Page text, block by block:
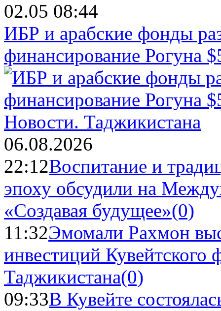
02.05 08:44
ИБР и арабские фонды
финансирование Рогуна
Новости. Таджикистана
06.08.2026
22:12Воспитание и
эпоху обсудили на
«Создавая будущее»(0)
11:32Эмомали Рахмон
инвестиций Кувейтского
Таджикистана(0)
09:33В Кувейте